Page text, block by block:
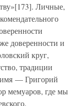
Личные,
доверенности и
круг,
традиции
имя — Григорий
мемуаров, где мы